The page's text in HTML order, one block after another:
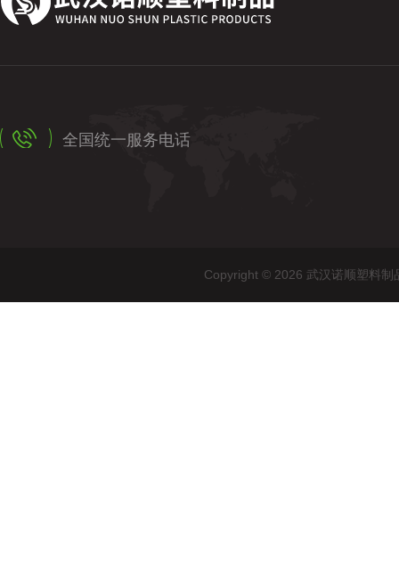
全国统一服务电话
Copyright © 2026 武汉诺顺塑料